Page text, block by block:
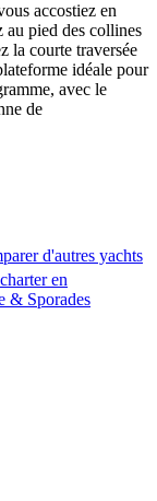
accostiez en
pied des collines
la courte traversée
idéale pour
avec le
de
d'autres yachts
en
& Sporades